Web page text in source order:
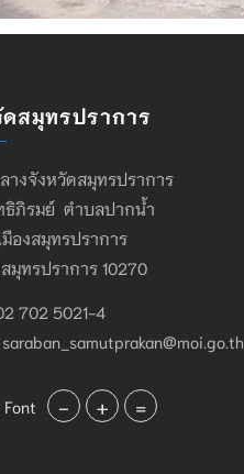
สมุทรปราการ
างจังหวัดสมุทรปราการ
ภิรมย์ ตำบลปากน้ำ
มืองสมุทรปราการ
มุทรปราการ 10270
702 5021-4
saraban_samutprakan@moi.go.th
Font - + =